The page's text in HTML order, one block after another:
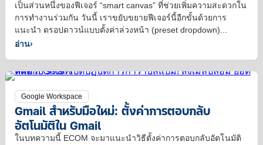
เป็นส่วนหนึ่งของฟีเจอร์ “smart canvas” ที่ช่วยเพิ่มความสะดวกใน
การทำงานร่วมกัน วันนี้ เราขยับขยายฟีเจอร์นี้อีกขั้นด้วยการ
แนะนำ ดรอปดาวน์แบบตั้งค่าล่วงหน้า (preset dropdown)...
อ่าน›
Google Workspace
Gmail สำหรับมือใหม่: ตั้งค่าการตอบกลับ
อัตโนมัติใน Gmail
ในบทความนี้ ECOM จะมาแนะนำวิธีตั้งค่าการตอบกลับอัตโนมัติ